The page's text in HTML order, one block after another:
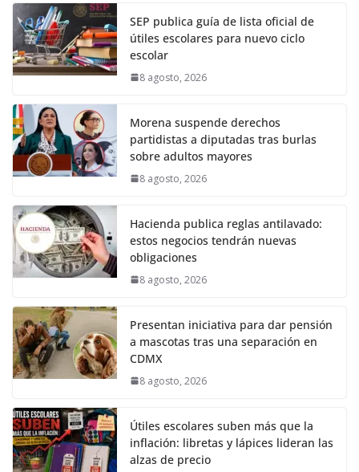
SEP publica guía de lista oficial de
útiles escolares para nuevo ciclo
escolar
8 agosto, 2026
Morena suspende derechos
partidistas a diputadas tras burlas
sobre adultos mayores
8 agosto, 2026
Hacienda publica reglas antilavado:
estos negocios tendrán nuevas
obligaciones
8 agosto, 2026
Presentan iniciativa para dar pensión
a mascotas tras una separación en
CDMX
8 agosto, 2026
Útiles escolares suben más que la
inflación: libretas y lápices lideran las
alzas de precio